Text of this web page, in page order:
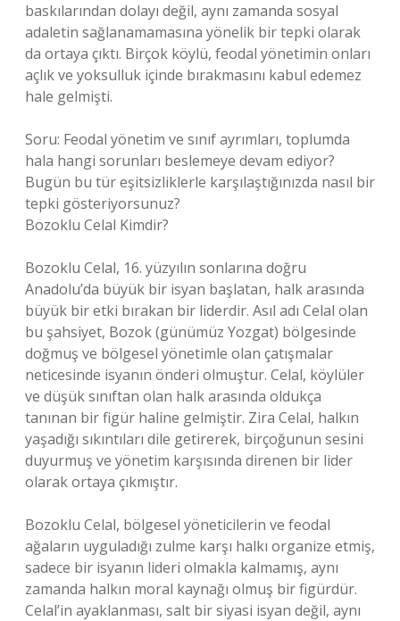
baskılarından dolayı değil, aynı zamanda sosyal
adaletin sağlanamamasına yönelik bir tepki olarak
da ortaya çıktı. Birçok köylü, feodal yönetimin onları
açlık ve yoksulluk içinde bırakmasını kabul edemez
hale gelmişti.
Soru: Feodal yönetim ve sınıf ayrımları, toplumda
hala hangi sorunları beslemeye devam ediyor?
Bugün bu tür eşitsizliklerle karşılaştığınızda nasıl bir
tepki gösteriyorsunuz?
Bozoklu Celal Kimdir?
Bozoklu Celal, 16. yüzyılın sonlarına doğru
Anadolu’da büyük bir isyan başlatan, halk arasında
büyük bir etki bırakan bir liderdir. Asıl adı Celal olan
bu şahsiyet, Bozok (günümüz Yozgat) bölgesinde
doğmuş ve bölgesel yönetimle olan çatışmalar
neticesinde isyanın önderi olmuştur. Celal, köylüler
ve düşük sınıftan olan halk arasında oldukça
tanınan bir figür haline gelmiştir. Zira Celal, halkın
yaşadığı sıkıntıları dile getirerek, birçoğunun sesini
duyurmuş ve yönetim karşısında direnen bir lider
olarak ortaya çıkmıştır.
Bozoklu Celal, bölgesel yöneticilerin ve feodal
ağaların uyguladığı zulme karşı halkı organize etmiş,
sadece bir isyanın lideri olmakla kalmamış, aynı
zamanda halkın moral kaynağı olmuş bir figürdür.
Celal’in ayaklanması, salt bir siyasi isyan değil, aynı